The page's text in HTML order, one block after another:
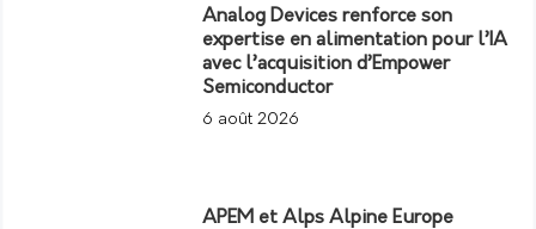
Analog Devices renforce son
expertise en alimentation pour l’IA
avec l’acquisition d’Empower
Semiconductor
6 août 2026
APEM et Alps Alpine Europe